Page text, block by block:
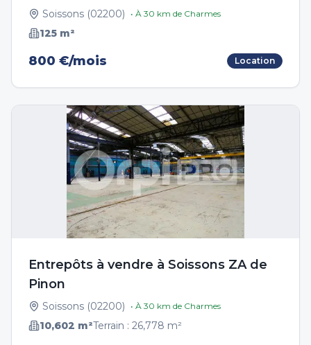
Soissons (02200) • À 30 km de Charmes
125 m²
800 €/mois Location
Entrepôts à vendre à Soissons ZA de
Pinon
Soissons (02200) • À 30 km de Charmes
10,602 m²Terrain : 26,778 m²